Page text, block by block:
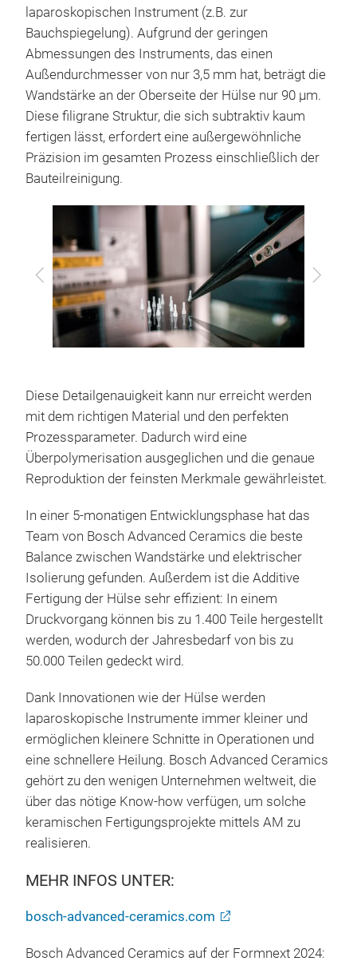
laparoskopischen Instrument (z.B. zur
Bauchspiegelung). Aufgrund der geringen
Abmessungen des Instruments, das einen
Außendurchmesser von nur 3,5 mm hat, beträgt die
Wandstärke an der Oberseite der Hülse nur 90 µm.
Diese filigrane Struktur, die sich subtraktiv kaum
fertigen lässt, erfordert eine außergewöhnliche
Präzision im gesamten Prozess einschließlich der
Bauteilreinigung.
Zurück Vor
Diese Detailgenauigkeit kann nur erreicht werden
mit dem richtigen Material und den perfekten
Prozessparameter. Dadurch wird eine
Überpolymerisation ausgeglichen und die genaue
Reproduktion der feinsten Merkmale gewährleistet.
In einer 5-monatigen Entwicklungsphase hat das
Team von Bosch Advanced Ceramics die beste
Balance zwischen Wandstärke und elektrischer
Isolierung gefunden. Außerdem ist die Additive
Fertigung der Hülse sehr effizient: In einem
Druckvorgang können bis zu 1.400 Teile hergestellt
werden, wodurch der Jahresbedarf von bis zu
50.000 Teilen gedeckt wird.
Dank Innovationen wie der Hülse werden
laparoskopische Instrumente immer kleiner und
ermöglichen kleinere Schnitte in Operationen und
eine schnellere Heilung. Bosch Advanced Ceramics
gehört zu den wenigen Unternehmen weltweit, die
über das nötige Know-how verfügen, um solche
keramischen Fertigungsprojekte mittels AM zu
realisieren.
MEHR INFOS UNTER:
bosch-advanced-ceramics.com
Bosch Advanced Ceramics auf der Formnext 2024: